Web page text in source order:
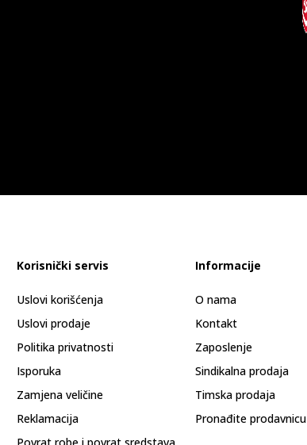
Korisnički servis
Uslovi korišćenja
Uslovi prodaje
Politika privatnosti
Isporuka
Zamjena veličine
Reklamacija
Informacije
O nama
Kontakt
Zaposlenje
Sindikalna prodaja
Timska prodaja
Pronađite prodavnicu